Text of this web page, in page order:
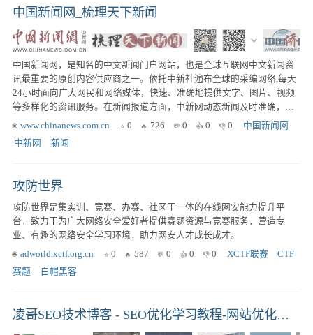
学院，持续夯实数字时代的安全底座。
中国新闻网_梳理天下新闻
中国新闻网，是知名的中文新闻门户网站，也是全球互联网中文新闻资
讯最重要的原创内容供应商之一。依托中新社遍布全球的采编网络,每天
24小时面向广大网民和网络媒体，快速、准确地提供文字、图片、视频
等多样化的资讯服务。在新闻报道方面，中新网动态新闻及时准确，解
释性报道角度独特，稿件被国内外网络媒体大量转载。
www.chinanews.com.cn 0 726 0 0 0
中国新闻网
中新网
新闻
攻防世界
攻防世界是集实训、竞赛、办赛、社区于一体的在线网安能力提升平
台，致力于为广大网络安全爱好者提供赛题资源与竞赛服务，营造专
业、有趣的网络安全学习环境，助力网安人才成长成才。
adworld.xctf.org.cn
0 587 0 0 0 XCTF联赛
CTF
赛题
白帽黑客
凌哥SEO技术博客 - SEO优化学习教程-网站优化培训-网络营销技术分享